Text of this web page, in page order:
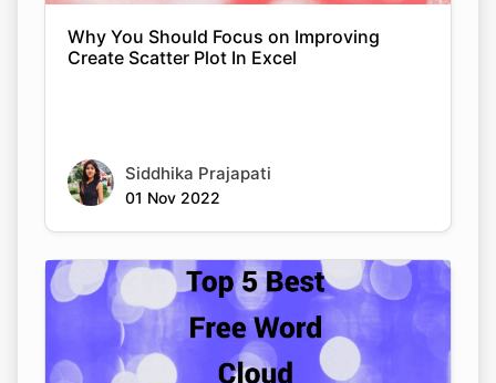
Why You Should Focus on Improving
Create Scatter Plot In Excel
Siddhika Prajapati
01 Nov 2022